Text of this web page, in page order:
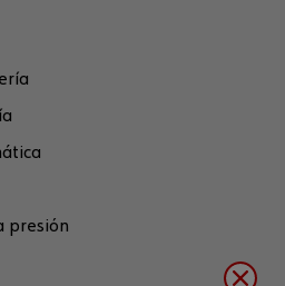
presión